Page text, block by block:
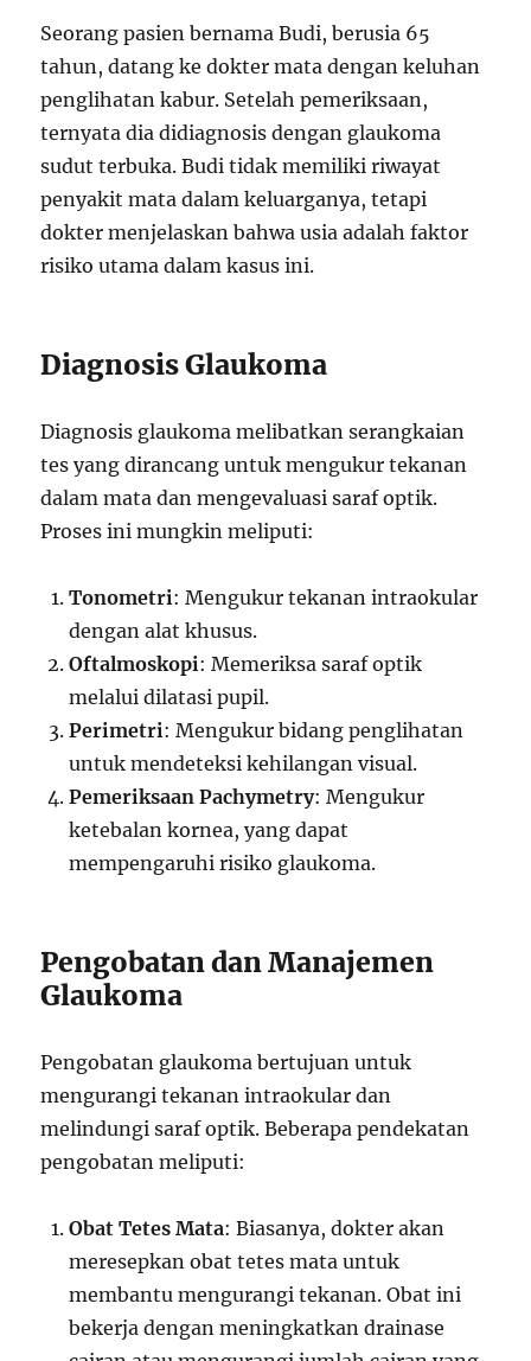
Seorang pasien bernama Budi, berusia 65
tahun, datang ke dokter mata dengan keluhan
penglihatan kabur. Setelah pemeriksaan,
ternyata dia didiagnosis dengan glaukoma
sudut terbuka. Budi tidak memiliki riwayat
penyakit mata dalam keluarganya, tetapi
dokter menjelaskan bahwa usia adalah faktor
risiko utama dalam kasus ini.
Diagnosis Glaukoma
Diagnosis glaukoma melibatkan serangkaian
tes yang dirancang untuk mengukur tekanan
dalam mata dan mengevaluasi saraf optik.
Proses ini mungkin meliputi:
Tonometri: Mengukur tekanan intraokular
dengan alat khusus.
Oftalmoskopi: Memeriksa saraf optik
melalui dilatasi pupil.
Perimetri: Mengukur bidang penglihatan
untuk mendeteksi kehilangan visual.
Pemeriksaan Pachymetry: Mengukur
ketebalan kornea, yang dapat
mempengaruhi risiko glaukoma.
Pengobatan dan Manajemen
Glaukoma
Pengobatan glaukoma bertujuan untuk
mengurangi tekanan intraokular dan
melindungi saraf optik. Beberapa pendekatan
pengobatan meliputi:
Obat Tetes Mata: Biasanya, dokter akan
meresepkan obat tetes mata untuk
membantu mengurangi tekanan. Obat ini
bekerja dengan meningkatkan drainase